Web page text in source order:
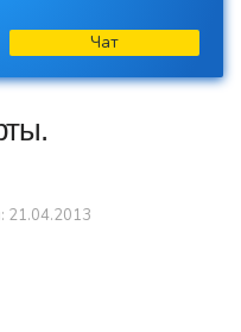
Чат
21.04.2013